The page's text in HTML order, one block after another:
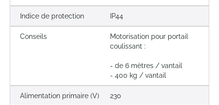
Indice de protection IP44
Conseils
Motorisation pour portail
coulissant :
- de 6 mètres / vantail
- 400 kg / vantail
Alimentation primaire (V) 230